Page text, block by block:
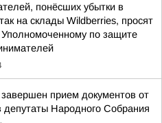
понёсших убытки в
на склады Wildberries, просят
Уполномоченному по защите
прием документов от
депутаты Народного Собрания